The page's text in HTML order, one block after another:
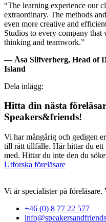
“The learning experience our
extraordinary. The methods
even more creative and
Studios to every company that
thinking and teamwork.”
— Åsa Silfverberg, Head of
Island
Dela inlägg:
Hitta din nästa
Speakers&friends!
Vi har mångårig och gedigen
till rätt tillfälle. Här hittar du ett
med. Hittar du inte den du
Utforska föreläsare
Vi är specialister på
+46 (0) 8 77 22 577